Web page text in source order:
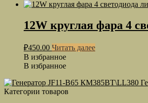
12W круглая фара 4
₽450.00 Читать далее
В избранное
В избранное
Категории товаров